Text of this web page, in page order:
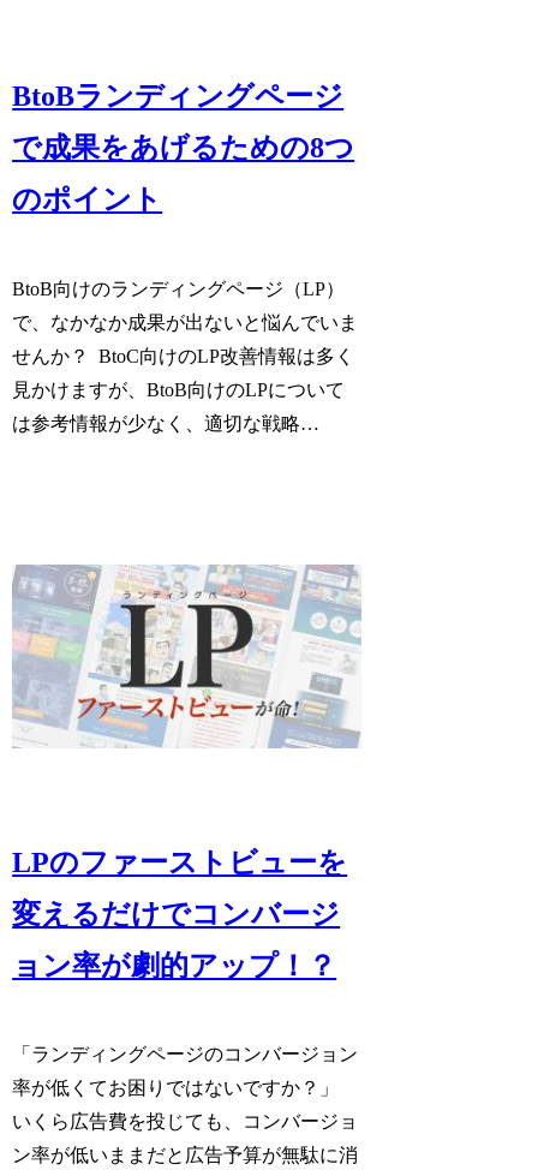
BtoBランディングページ
で成果をあげるための8つ
のポイント
BtoB向けのランディングページ（LP）
で、なかなか成果が出ないと悩んでいま
せんか？ BtoC向けのLP改善情報は多く
見かけますが、BtoB向けのLPについて
は参考情報が少なく、適切な戦略…
LPのファーストビューを
変えるだけでコンバージ
ョン率が劇的アップ！？
「ランディングページのコンバージョン
率が低くてお困りではないですか？」
いくら広告費を投じても、コンバージョ
ン率が低いままだと広告予算が無駄に消